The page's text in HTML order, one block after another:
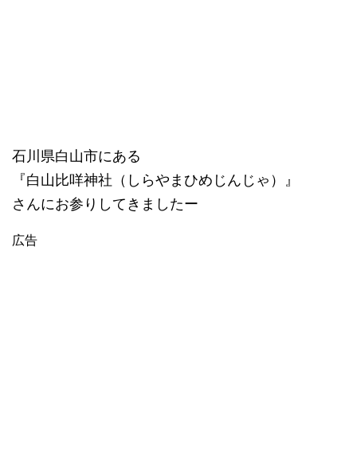
石川県白山市にある
『白山比咩神社（しらやまひめじんじゃ）』
さんにお参りしてきましたー
広告